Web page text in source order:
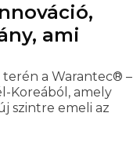
ami
a Warantec® –
Koreából, amely
szintre emeli az